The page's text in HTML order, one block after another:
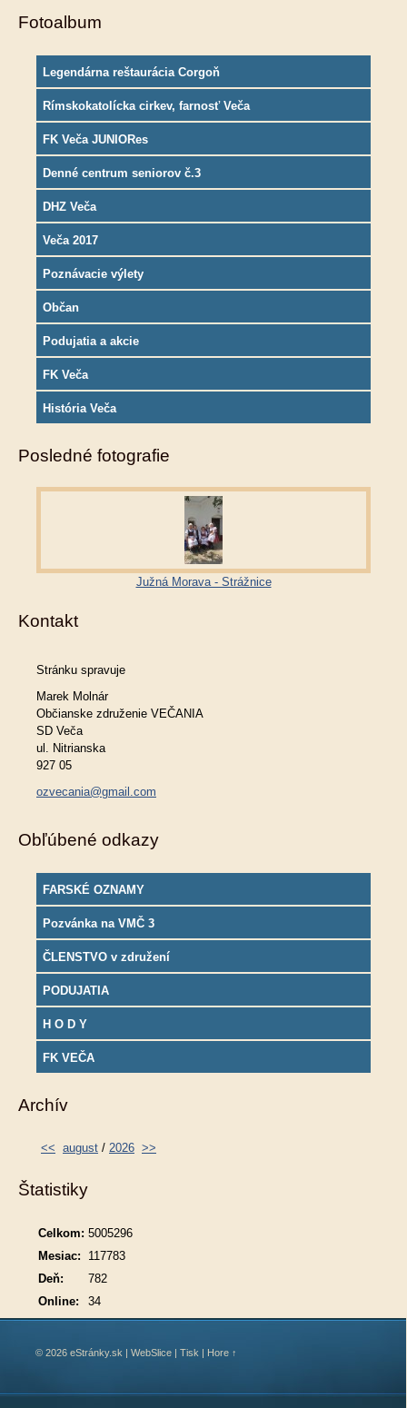
Fotoalbum
Legendárna reštaurácia Corgoň
Rímskokatolícka cirkev, farnosť Veča
FK Veča JUNIORes
Denné centrum seniorov č.3
DHZ Veča
Veča 2017
Poznávacie výlety
Občan
Podujatia a akcie
FK Veča
História Veča
Posledné fotografie
Južná Morava - Strážnice
Kontakt
Stránku spravuje
Marek Molnár
Občianske združenie VEČANIA
SD Veča
ul. Nitrianska
927 05
ozvecania@gmail.com
Obľúbené odkazy
FARSKÉ OZNAMY
Pozvánka na VMČ 3
ČLENSTVO v združení
PODUJATIA
H O D Y
FK VEČA
Archív
<< august / 2026 >>
Štatistiky
Online: 34
Celkom: 5005296
Mesiac:
117783
Deň:
782
© 2026 eStránky.sk | WebSlice | Tisk | Hore ↑